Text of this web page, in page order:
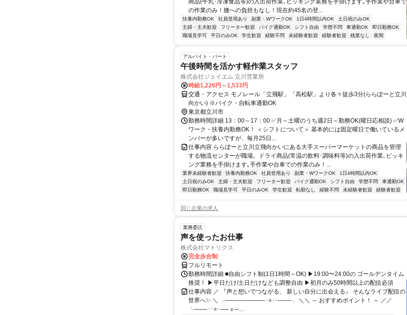
商品(牛乳･冷凍食品等)の入出荷作業､ピッキング業務を手掛けます｡手作業や台車で
の作業のみ！腰への負担もなし！現在約45名の登...
扶養内勤務OK 社員登用あり 副業・WワークOK 1日4時間以内OK
土日祝のみOK
主婦・主夫歓迎
フリーター歓迎 バイク通勤OK シフト自由 学歴不問 車通勤OK
即日勤務OK
職場見学可
平日のみOK 学生歓迎 経験不問 未経験者歓迎 経験者歓迎 残業なし 夜間
アルバイト・パート
午後時間を活かす軽作業スタッフ
株式会社ジェイエム 立川営業所
時給1,226円～1,533円
交通・アクセス モノレール「立飛駅」「高松駅」より各々徒歩3分(ららぽーと立川
向かい) ※バイク・自転車通勤OK
東京都立川市
勤務時間詳細 13：00～17：00 ✅月～土曜のうち週2日～勤務OK(曜日応相談) ✅W
ワーク・扶養内勤務OK！ ＜シフトについて＞ 基本的には固定曜日で働いているメ
ンバーが多いですが、毎月25日...
仕事内容 ららぽーと立川立飛向かいにある大手スーパーマーケットの商品を管理
する物流センターが職場。ドライ商品(常温の飲料･調味料等)の入出荷作業､ピッキ
ング業務を手掛けます｡手作業や台車での作業のみ！...
業界未経験者歓迎 扶養内勤務OK 社員登用あり 副業・WワークOK
1日4時間以内OK
土日祝のみOK
主婦・主夫歓迎 フリーター歓迎 バイク通勤OK シフト自由 学歴不問
車通勤OK
即日勤務OK
職場見学可 平日のみOK 学生歓迎 転勤なし 経験不問 未経験者歓迎 経験者歓迎
同じ企業の求人
業務委託
声を使ったお仕事
株式会社マトリクス
完全歩合制
フルリモート
勤務時間詳細 ■自由シフト制(1日1時間～OK) ▶19:00〜24:00の ゴールデンタイム
推奨！ ▶平日だけ/土日だけなども調整自由 ▶初月のみ50時間以上の配信必須
仕事内容 ／ 『声と想いでつながる、 新しい自分に出会える』 そんなライブ配信の
世界へ✨ ＼ ╭─────────･⭐･･───╮ ＼＼ ～ おすすめポイント！ ～ ／／
╰───･･⭐･──ｖ─...